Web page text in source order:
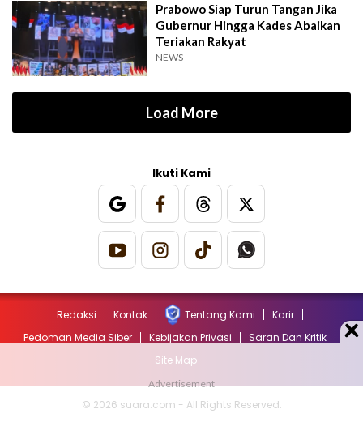
Prabowo Siap Turun Tangan Jika
Gubernur Hingga Kades Abaikan
Teriakan Rakyat
NEWS
Load More
Ikuti Kami
Redaksi Kontak Tentang Kami
Karir
Pedoman Media Siber
Kebijakan Privasi
Saran Dan Kritik
Site Map
© 2026 suara.com - All Rights Reserved.